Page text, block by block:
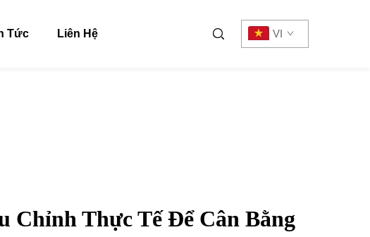
Tức Liên Hệ VI
Chỉnh Thực Tế Để Cân Bằng